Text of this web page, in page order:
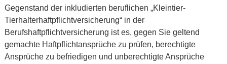
Gegenstand der inkludierten beruflichen „Kleintier-
Tierhalterhaftpflichtversicherung“ in der
Berufshaftpflichtversicherung ist es, gegen Sie geltend
gemachte Haftpflichtansprüche zu prüfen, berechtigte
Ansprüche zu befriedigen und unberechtigte Ansprüche